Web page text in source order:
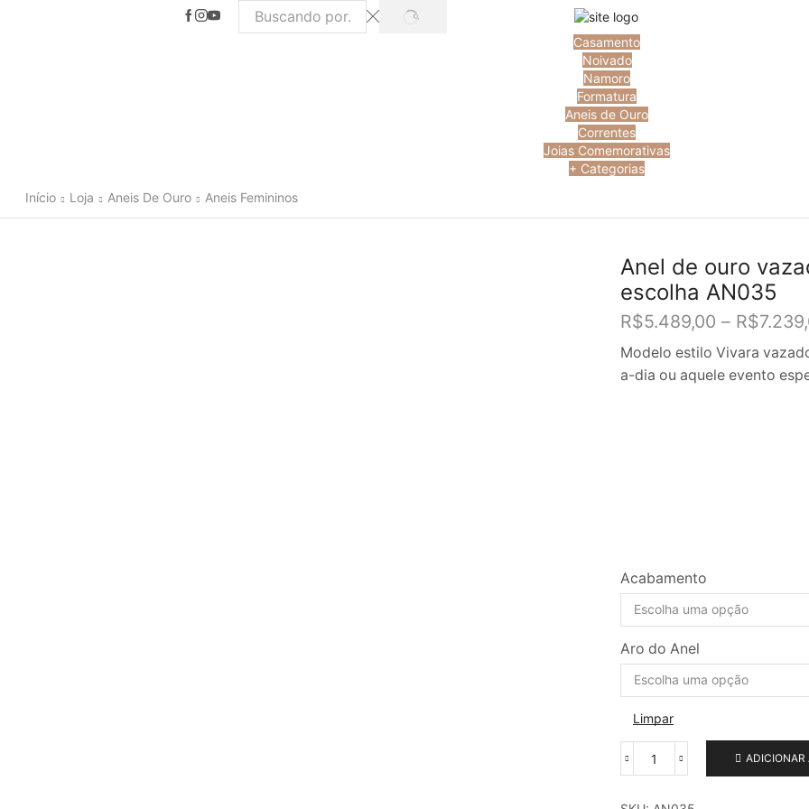
Search
SEARCH
Casamento
Noivado
Namoro
Formatura
Aneis de Ouro
Correntes
Joias Comemorativas
+ Categorias
Início
Loja Aneis De Ouro Aneis Femininos
Anel de ouro
escolha AN035
R$5.489,00 – R$
Modelo estilo Vivara
a-dia ou aquele evento
Acabamento
Aro do Anel
Limpar
Anel
ouro
ADICIONAR